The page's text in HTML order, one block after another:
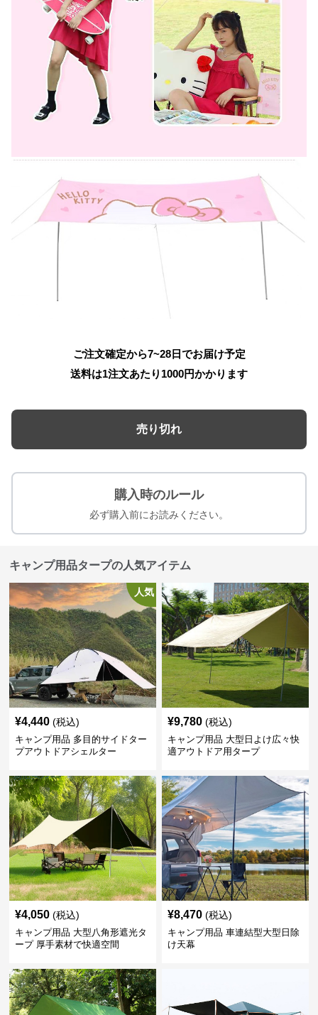
ご注文確定から7~28日でお届け予定
送料は1注文あたり 1000円かかります
売り切れ
購入時のルール
必ず購入前にお読みください。
キャンプ用品タープの人気アイテム
人気
¥4,440 (税込)
キャンプ用品 多目的サイドター
プアウトドアシェルター
¥9,780 (税込)
キャンプ用品 大型日よけ広々快
適アウトドア用タープ
¥4,050 (税込)
キャンプ用品 大型八角形遮光タ
ープ 厚手素材で快適空間
¥8,470 (税込)
キャンプ用品 車連結型大型日除
け天幕